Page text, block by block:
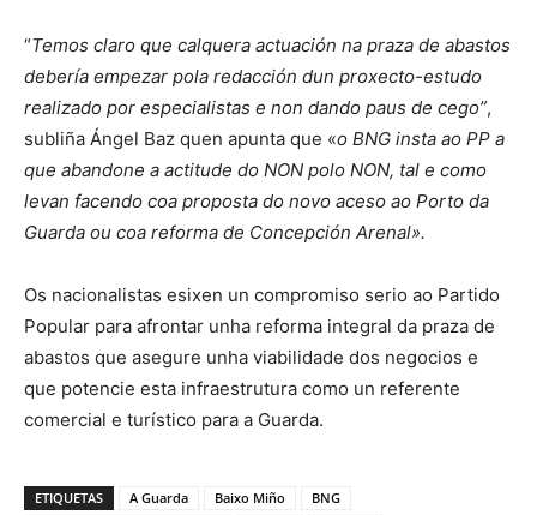
“Temos claro que calquera actuación na praza de abastos
debería empezar pola redacción dun proxecto-estudo
realizado por especialistas e non dando paus de cego”,
subliña Ángel Baz quen apunta que «o BNG insta ao PP a
que abandone a actitude do NON polo NON, tal e como
levan facendo coa proposta do novo aceso ao Porto da
Guarda ou coa reforma de Concepción Arenal».
Os nacionalistas esixen un compromiso serio ao Partido
Popular para afrontar unha reforma integral da praza de
abastos que asegure unha viabilidade dos negocios e
que potencie esta infraestrutura como un referente
comercial e turístico para a Guarda.
ETIQUETAS A Guarda Baixo Miño
BNG